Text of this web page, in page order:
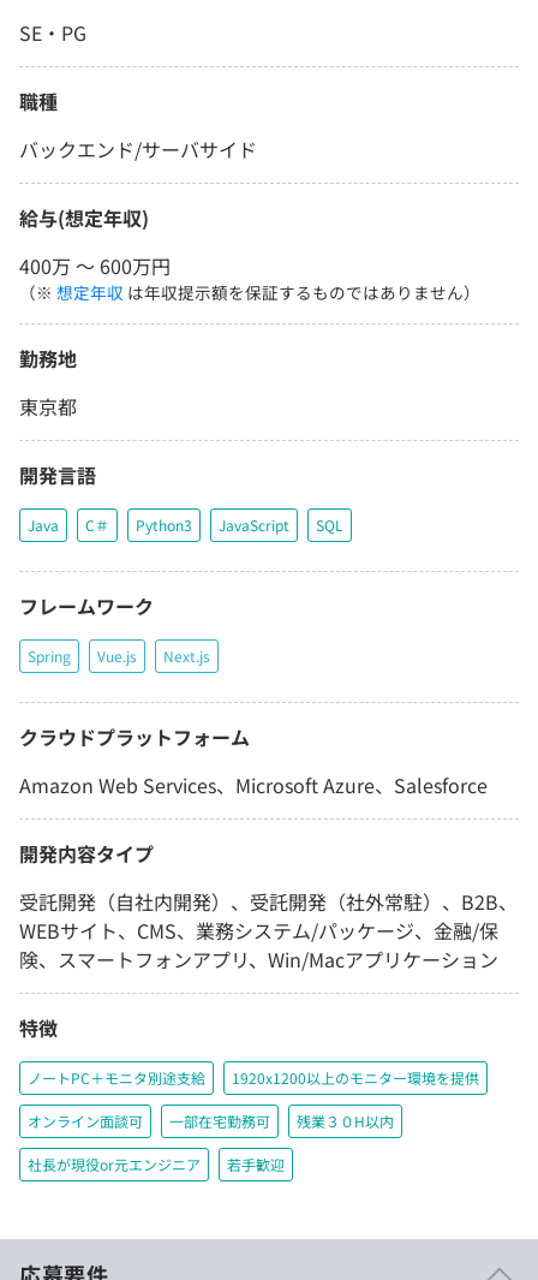
SE・PG
職種
バックエンド/サーバサイド
給与(想定年収)
400万 〜 600万円
（※ 想定年収 は年収提示額を保証するものではありません）
勤務地
東京都
開発言語
Java C＃ Python3 JavaScript SQL
フレームワーク
Spring Vue.js Next.js
クラウドプラットフォーム
Amazon Web Services、Microsoft Azure、Salesforce
開発内容タイプ
受託開発（自社内開発）、受託開発（社外常駐）、B2B、
WEBサイト、CMS、業務システム/パッケージ、金融/保
険、スマートフォンアプリ、Win/Macアプリケーション
特徴
ノートPC＋モニタ別途支給 1920x1200以上のモニター環境を提供
オンライン面談可 一部在宅勤務可 残業３０H以内
社長が現役or元エンジニア 若手歓迎